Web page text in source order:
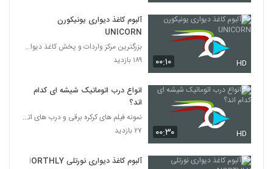
۰۰:۱۰ HD
آلبوم کاغذ دیواری یونیکورن
UNICORN
بزرگترین مرکز واردات و پخش کاغذ دیواری
۱۸۹ بازدید
۰۰:۳۰ HD
انواع درب اتوماتیک شیشه ای کدام
اند؟
نمونه فیلم های کرکره برقی و درب های اتوماتیک
۲۷ بازدید
آلبوم کاغذ دیواری نورتلی NORTHLY